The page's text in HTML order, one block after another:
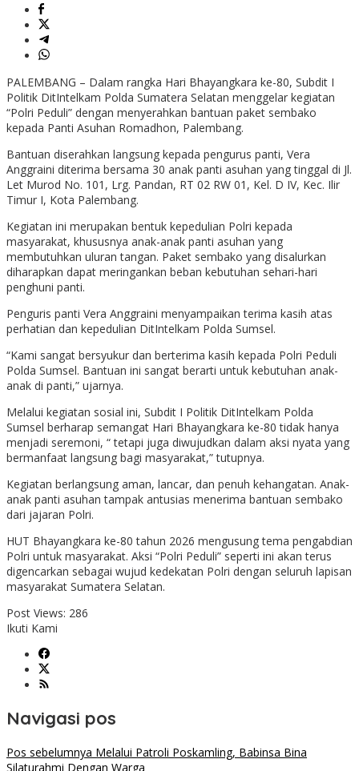
PALEMBANG – Dalam rangka Hari Bhayangkara ke-80, Subdit I
Politik DitIntelkam Polda Sumatera Selatan menggelar kegiatan
“Polri Peduli” dengan menyerahkan bantuan paket sembako
kepada Panti Asuhan Romadhon, Palembang.
Bantuan diserahkan langsung kepada pengurus panti, Vera
Anggraini diterima bersama 30 anak panti asuhan yang tinggal di Jl.
Let Murod No. 101, Lrg. Pandan, RT 02 RW 01, Kel. D IV, Kec. Ilir
Timur I, Kota Palembang.
Kegiatan ini merupakan bentuk kepedulian Polri kepada
masyarakat, khususnya anak-anak panti asuhan yang
membutuhkan uluran tangan. Paket sembako yang disalurkan
diharapkan dapat meringankan beban kebutuhan sehari-hari
penghuni panti.
Penguris panti Vera Anggraini menyampaikan terima kasih atas
perhatian dan kepedulian DitIntelkam Polda Sumsel.
“Kami sangat bersyukur dan berterima kasih kepada Polri Peduli
Polda Sumsel. Bantuan ini sangat berarti untuk kebutuhan anak-
anak di panti,” ujarnya.
Melalui kegiatan sosial ini, Subdit I Politik DitIntelkam Polda
Sumsel berharap semangat Hari Bhayangkara ke-80 tidak hanya
menjadi seremoni, “ tetapi juga diwujudkan dalam aksi nyata yang
bermanfaat langsung bagi masyarakat,” tutupnya.
Kegiatan berlangsung aman, lancar, dan penuh kehangatan. Anak-
anak panti asuhan tampak antusias menerima bantuan sembako
dari jajaran Polri.
HUT Bhayangkara ke-80 tahun 2026 mengusung tema pengabdian
Polri untuk masyarakat. Aksi “Polri Peduli” seperti ini akan terus
digencarkan sebagai wujud kedekatan Polri dengan seluruh lapisan
masyarakat Sumatera Selatan.
Post Views: 286
Ikuti Kami
Navigasi pos
Pos sebelumnya Melalui Patroli Poskamling, Babinsa Bina
Silaturahmi Dengan Warga